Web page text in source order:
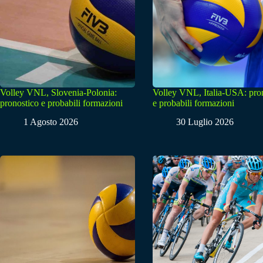
Volley VNL, Slovenia-Polonia:
pronostico e probabili formazioni
1 Agosto 2026
Volley VNL, Italia-USA:
e probabili formazioni
30 Luglio 2026